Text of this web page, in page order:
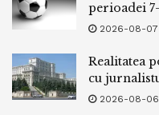
perioadei
2026-08-07
Realitatea
cu
2026-08-06